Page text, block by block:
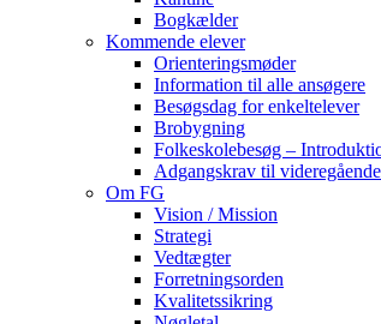
Bogkælder
Kommende elever
Orienteringsmøder
Information til alle ansøgere
Besøgsdag for enkeltelever
Brobygning
Folkeskolebesøg –
Adgangskrav til
Om FG
Vision / Mission
Strategi
Vedtægter
Forretningsorden
Kvalitetssikring